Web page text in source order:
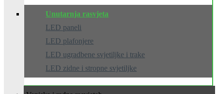
Unutarnja rasvjeta
LED paneli
LED plafonjere
LED ugradbene svjetiljke i trake
LED zidne i stropne svjetiljke